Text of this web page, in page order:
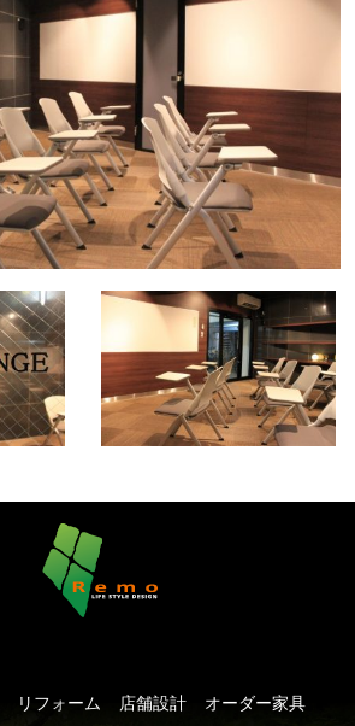
リフォーム 店舗設計
オーダー家具